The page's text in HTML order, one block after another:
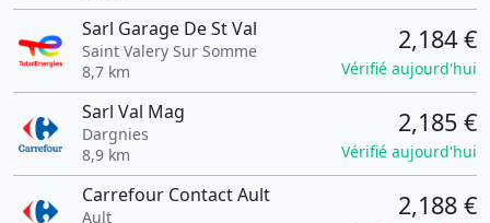
Sarl Garage De St Val
Saint Valery Sur Somme
8,7 km
2,184 €
Vérifié aujourd'hui
Sarl Val Mag
Dargnies
8,9 km
2,185 €
Vérifié aujourd'hui
Carrefour Contact Ault
Ault
2,188 €